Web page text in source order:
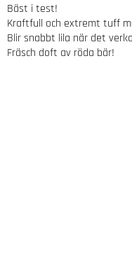
Bäst i test!
Kraftfull och extremt tuff
Blir snabbt lila när det
Fräsch doft av röda bär!